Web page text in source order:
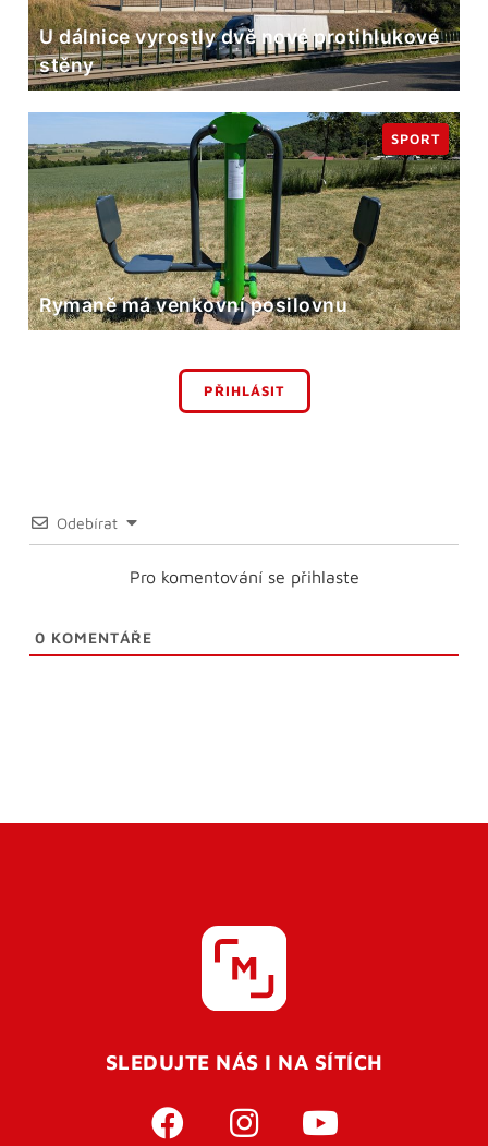
U dálnice vyrostly dvě nové protihlukové
stěny
Rymaně má venkovní posilovnu
SPORT
PŘIHLÁSIT
Odebírat
Pro komentování se přihlaste
0 KOMENTÁŘE
SLEDUJTE NÁS I NA SÍTÍCH